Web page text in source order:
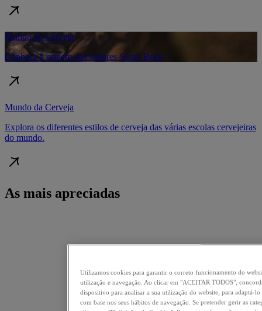
Mundo da Cerveja
Conhece a origem dos sabores Super Bock
Mundo da Cerveja
Explora os diferentes estilos de cerveja das várias escolas cervejeiras
do mundo.
As mais apreciadas
Utilizamos cookies para garantir o correto funcionamento do
utilização e navegação. Ao clicar em "ACEITAR TODOS",
dispositivo para analisar a sua utilização do website, para adaptá-
com base nos seus hábitos de navegação. Se pretender gerir as